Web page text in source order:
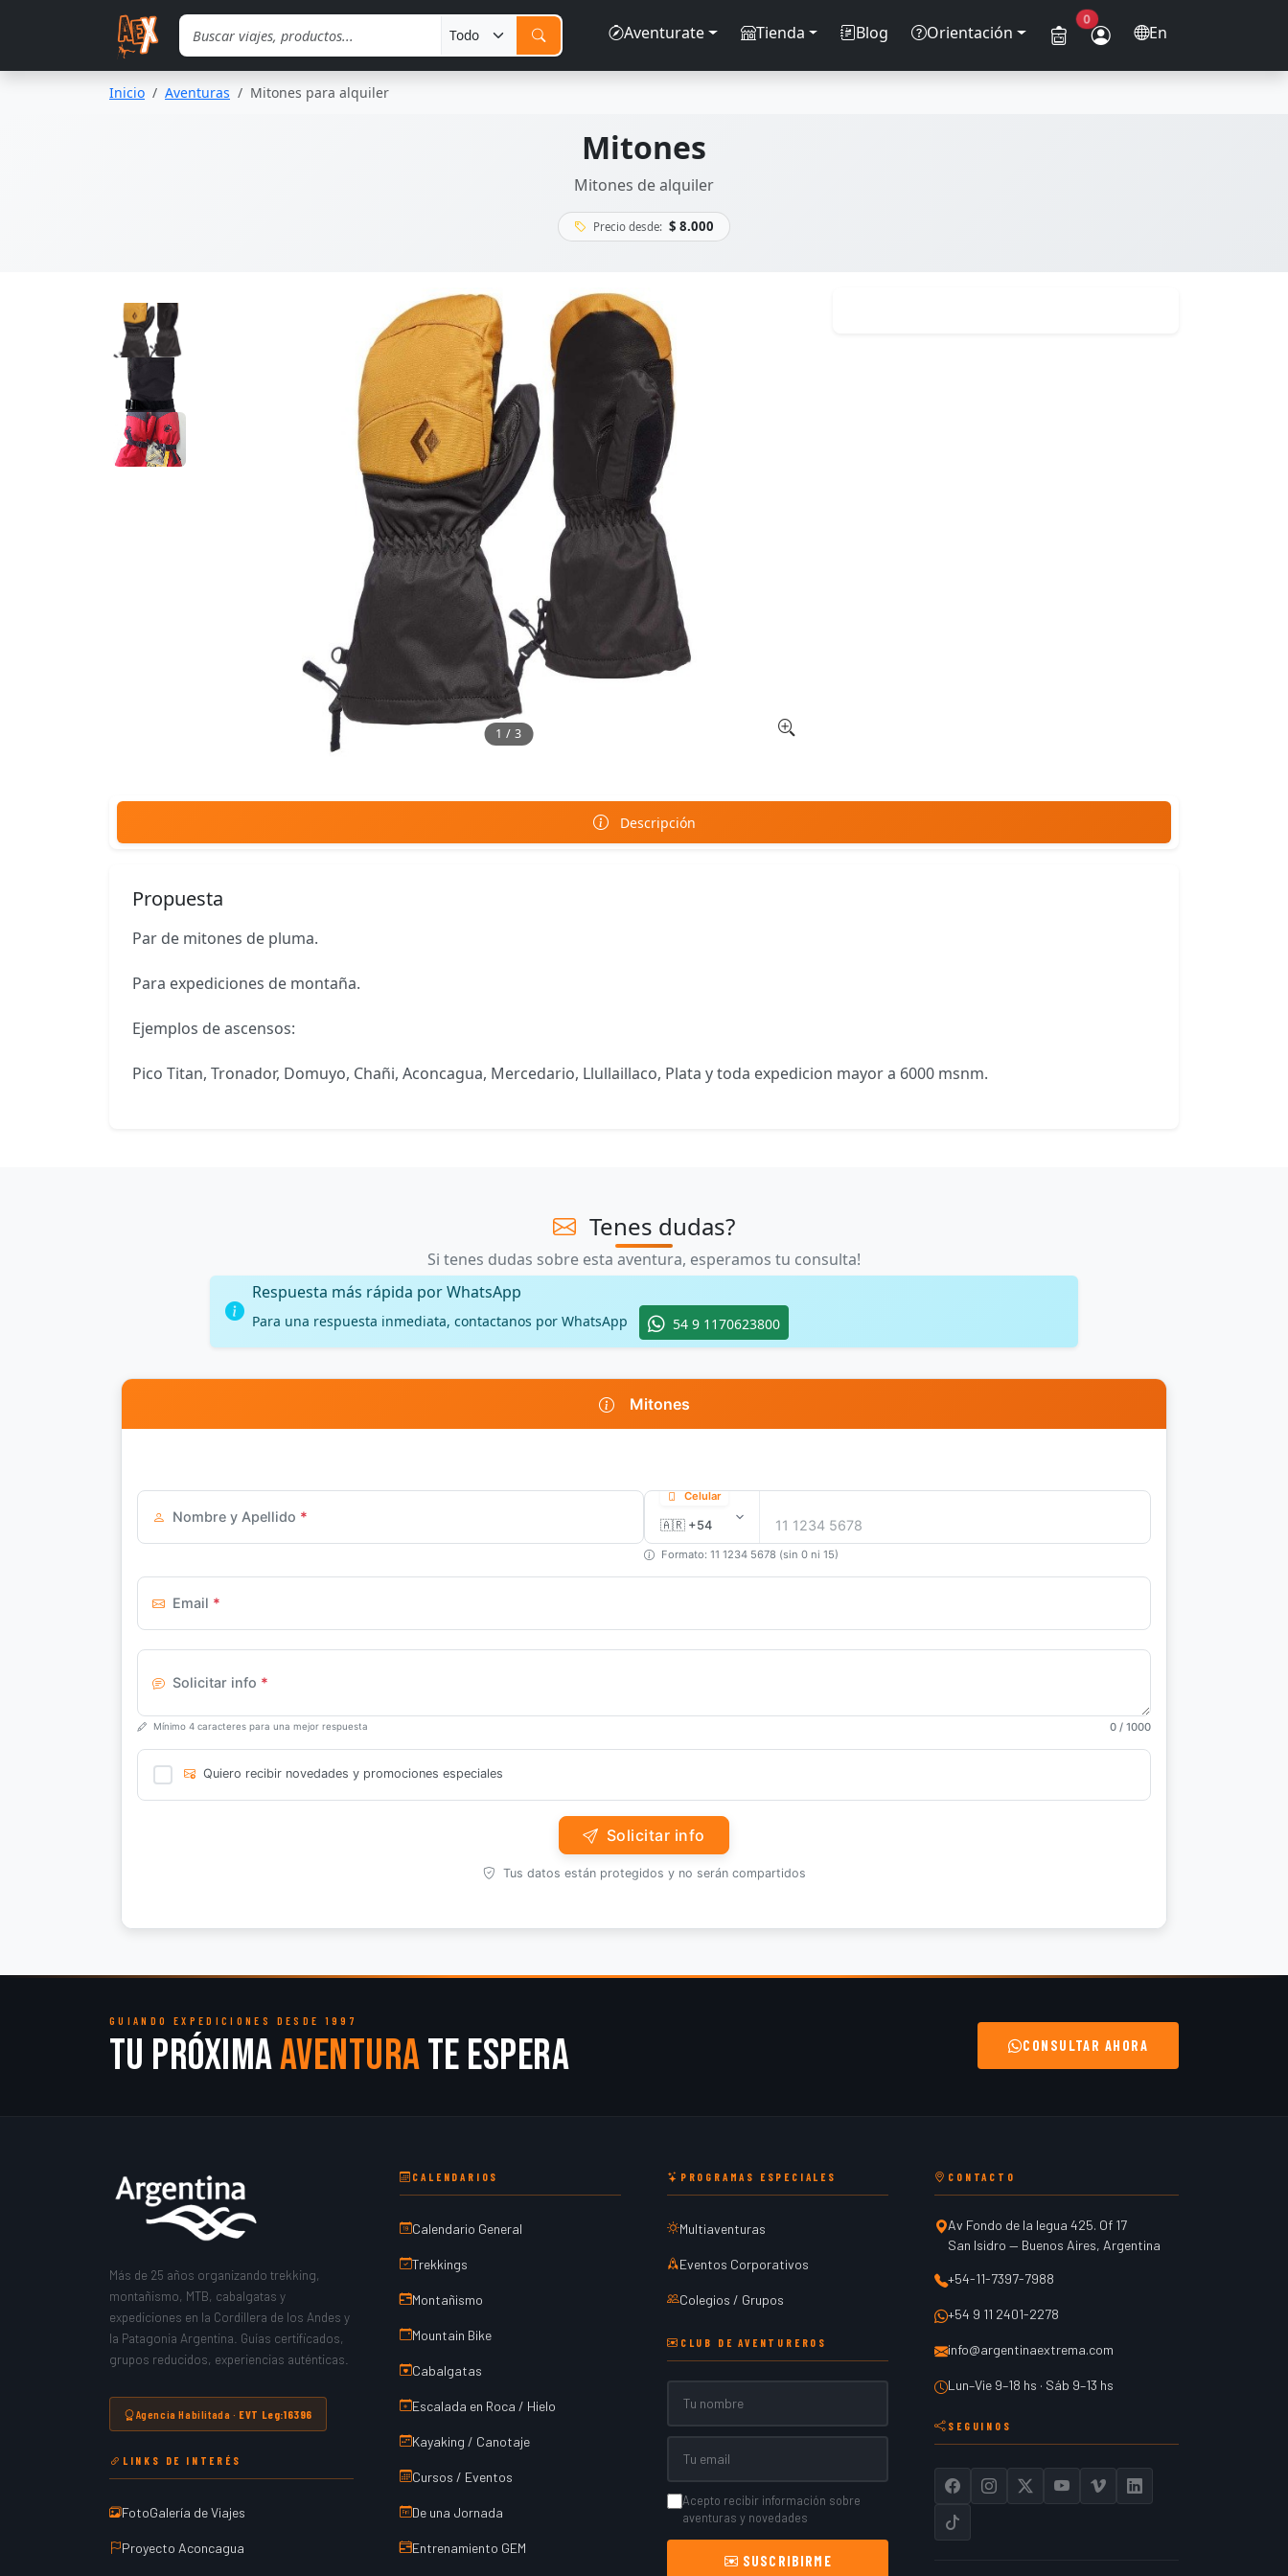
Saltar al contenido principal
Aventurate
Tienda Blog Orientación
0
En
Inicio Aventuras Mitones para alquiler
Mitones
Mitones de alquiler
Precio desde: $ 8.000
1 / 3
Descripción
Propuesta
Par de mitones de pluma.
Para expediciones de montaña.
Ejemplos de ascensos:
Pico Titan, Tronador, Domuyo, Chañi, Aconcagua, Mercedario, Llullaillaco, Plata y toda expedicion mayor a 6000 msnm.
Tenes dudas?
Si tenes dudas sobre esta aventura, esperamos tu consulta!
Respuesta más rápida por WhatsApp
Para una respuesta inmediata, contactanos por WhatsApp 54 9 1170623800
Mitones
Nombre y Apellido *
Celular
Formato: 11 1234 5678 (sin 0 ni 15)
Email *
Solicitar info *
Mínimo 4 caracteres para una mejor respuesta 0 / 1000
Quiero recibir novedades y promociones especiales
Solicitar info
Tus datos están protegidos y no serán compartidos
GUIANDO EXPEDICIONES DESDE 1997
Tu próximaaventurate espera CONSULTAR AHORA
Más de 25 años organizando trekking,
montañismo, MTB, cabalgatas y
expediciones en la Cordillera de los Andes y
la Patagonia Argentina. Guías certificados,
grupos reducidos, experiencias auténticas.
Agencia Habilitada · EVT Leg:16396
LINKS DE INTERÉS
FotoGalería de Viajes
Proyecto Aconcagua
CALENDARIOS
Calendario General
Trekkings
Montañismo
Mountain Bike
Cabalgatas
Escalada en Roca / Hielo
Kayaking / Canotaje
Cursos / Eventos
De una Jornada
Entrenamiento GEM
PROGRAMAS ESPECIALES
Multiaventuras
Eventos Corporativos
Colegios / Grupos
CLUB DE AVENTUREROS
Acepto recibir información sobre
aventuras y novedades
SUSCRIBIRME
CONTACTO
Av Fondo de la legua 425. Of 17
San Isidro — Buenos Aires, Argentina
+54-11-7397-7988
+54 9 11 2401-2278
info@argentinaextrema.com
Lun–Vie 9–18 hs · Sáb 9–13 hs
SEGUINOS